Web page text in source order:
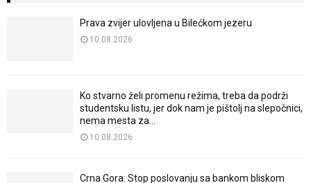
Prava zvijer ulovljena u Bilećkom jezeru
10.08.2026
Ko stvarno želi promenu režima, treba da podrži
studentsku listu, jer dok nam je pištolj na slepočnici,
nema mesta za...
10.08.2026
Crna Gora: Stop poslovanju sa bankom bliskom